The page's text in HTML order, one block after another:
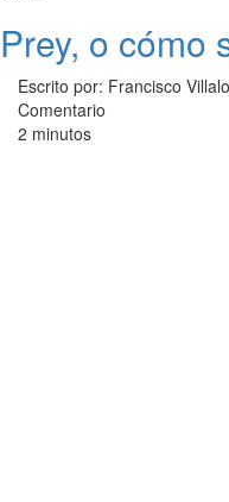
Prey, o cómo
Escrito por: Francisco
Comentario
2 minutos